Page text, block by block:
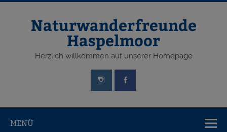
Zum
Naturwanderfreunde
Haspelmoor
Herzlich willkommen auf unserer Homepage
MENÜ